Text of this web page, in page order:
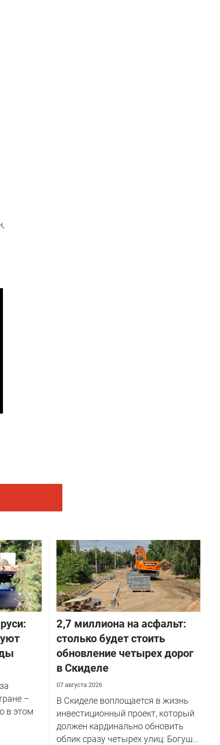
–
в этом
2,7 миллиона на асфальт:
столько будет стоить
обновление четырех дорог
в Скиделе
07 августа 2026
В Скиделе воплощается в жизнь
инвестиционный проект, который
должен кардинально обновить
облик сразу четырех улиц: Богуш...